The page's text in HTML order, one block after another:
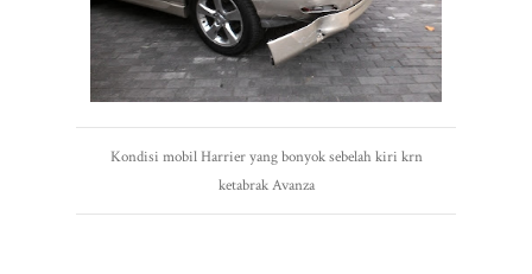
Kondisi mobil Harrier yang bonyok sebelah kiri krn
ketabrak Avanza